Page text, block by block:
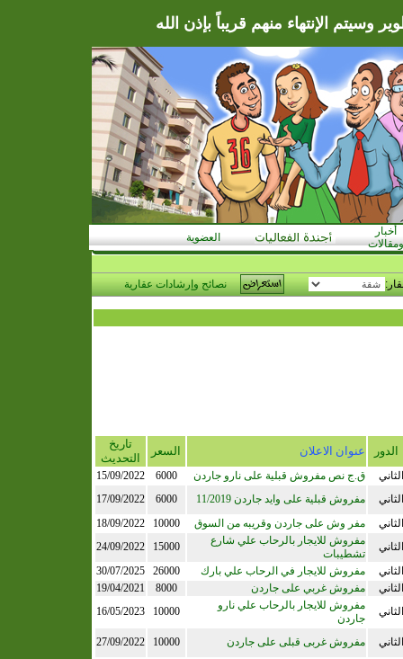
وسيتم الإنتهاء منهم قريباً بإذن الله
أخبار
ومقالات
العضوية
نصائح وإرشادات عقارية
الدور عنوان الاعلان السعر
تاريخ
التحديث
الثاني ق.ج نص مفروش قبلية على نارو جاردن 6000
15/09/2022
الثاني
مفروش قبلية على وايد جاردن 11/2019 6000
17/09/2022
الثاني
مفر وش على جاردن وقريبه من السوق 10000
18/09/2022
الثاني
مفروش للايجار بالرحاب علي شارع
تشطيبات
15000
24/09/2022
الثاني
مفروش للايجار في الرحاب علي بارك 26000
30/07/2025
الثاني
مفروش غربي على جاردن 8000
19/04/2021
الثاني
مفروش للايجار بالرحاب علي نارو
جاردن
10000
16/05/2023
الثاني مفروش غربى قبلى على جاردن 10000
27/09/2022